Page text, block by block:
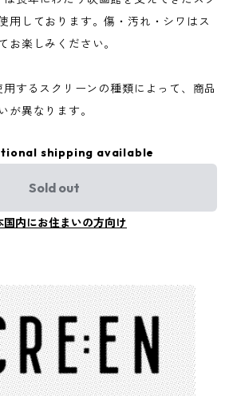
用しております。傷・汚れ・シワはス
お楽しみください。
用するスクリーンの種類によって、商品
が異なります。
shipping available
Sold out
国内にお住まいの方向け